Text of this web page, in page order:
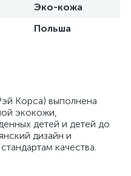
Эко-кожа
Польша
Корса) выполнена
экокожи,
детей и детей до
дизайн и
качества.